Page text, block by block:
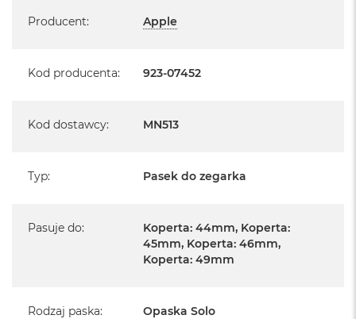
Producent: Apple
Kod producenta: 923-07452
Kod dostawcy: MN513
Typ: Pasek do zegarka
Pasuje do:
Koperta: 44mm, Koperta:
45mm, Koperta: 46mm,
Koperta: 49mm
Rodzaj paska: Opaska Solo